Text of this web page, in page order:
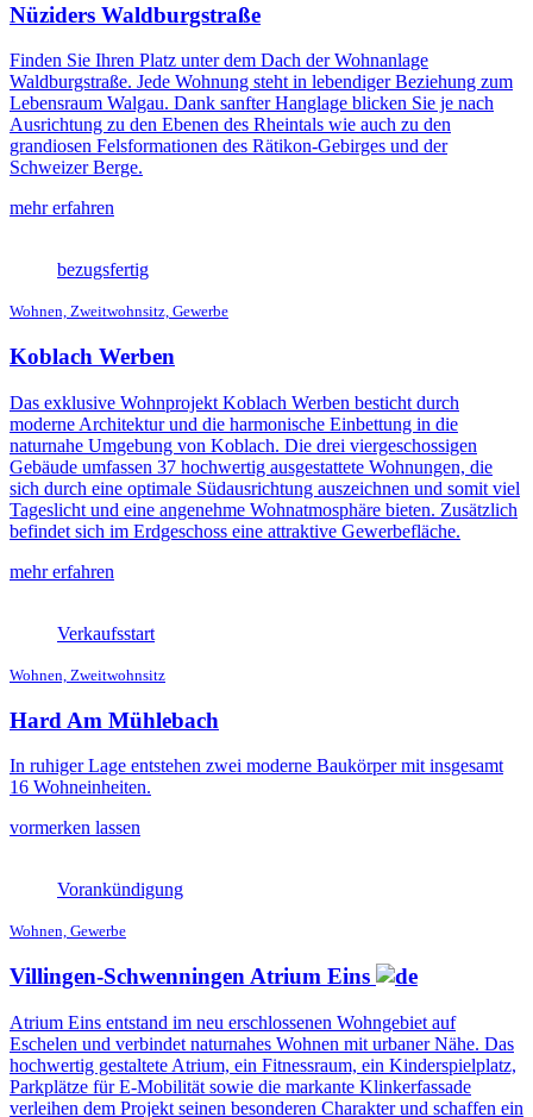
Nüziders Waldburgstraße
Finden Sie Ihren Platz unter dem Dach der Wohnanlage
Waldburgstraße. Jede Wohnung steht in lebendiger Beziehung zum
Lebensraum Walgau. Dank sanfter Hanglage blicken Sie je nach
Ausrichtung zu den Ebenen des Rheintals wie auch zu den
grandiosen Felsformationen des Rätikon-Gebirges und der
Schweizer Berge.
mehr erfahren
bezugsfertig
Wohnen, Zweitwohnsitz, Gewerbe
Koblach Werben
Das exklusive Wohnprojekt Koblach Werben besticht durch
moderne Architektur und die harmonische Einbettung in die
naturnahe Umgebung von Koblach. Die drei viergeschossigen
Gebäude umfassen 37 hochwertig ausgestattete Wohnungen, die
sich durch eine optimale Südausrichtung auszeichnen und somit viel
Tageslicht und eine angenehme Wohnatmosphäre bieten. Zusätzlich
befindet sich im Erdgeschoss eine attraktive Gewerbefläche.
mehr erfahren
Verkaufsstart
Wohnen, Zweitwohnsitz
Hard Am Mühlebach
In ruhiger Lage entstehen zwei moderne Baukörper mit insgesamt
16 Wohneinheiten.
vormerken lassen
Vorankündigung
Wohnen, Gewerbe
Villingen-Schwenningen Atrium Eins
Atrium Eins entstand im neu erschlossenen Wohngebiet auf
Eschelen und verbindet naturnahes Wohnen mit urbaner Nähe. Das
hochwertig gestaltete Atrium, ein Fitnessraum, ein Kinderspielplatz,
Parkplätze für E-Mobilität sowie die markante Klinkerfassade
verleihen dem Projekt seinen besonderen Charakter und schaffen ein